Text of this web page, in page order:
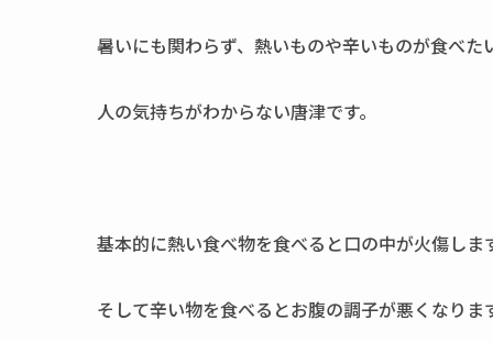
暑いにも関わらず、熱いものや辛いものが食べた
人の気持ちがわからない唐津です。
基本的に熱い食べ物を食べると口の中が火傷しま
そして辛い物を食べるとお腹の調子が悪くなりま